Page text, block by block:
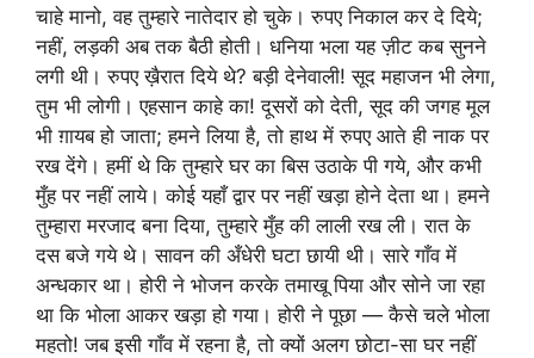
चाहे मानो, वह तुम्हारे नातेदार हो चुके। रुपए निकाल कर दे दिये;
नहीं, लड़की अब तक बैठी होती। धनिया भला यह ज़ीट कब सुनने
लगी थी। रुपए ख़ैरात दिये थे? बड़ी देनेवाली! सूद महाजन भी लेगा,
तुम भी लोगी। एहसान काहे का! दूसरों को देती, सूद की जगह मूल
भी ग़ायब हो जाता; हमने लिया है, तो हाथ में रुपए आते ही नाक पर
रख देंगे। हमीं थे कि तुम्हारे घर का बिस उठाके पी गये, और कभी
मुँह पर नहीं लाये। कोई यहाँ द्वार पर नहीं खड़ा होने देता था। हमने
तुम्हारा मरजाद बना दिया, तुम्हारे मुँह की लाली रख ली। रात के
दस बजे गये थे। सावन की अँधेरी घटा छायी थी। सारे गाँव में
अन्धकार था। होरी ने भोजन करके तमाखू पिया और सोने जा रहा
था कि भोला आकर खड़ा हो गया। होरी ने पूछा — कैसे चले भोला
महतो! जब इसी गाँव में रहना है, तो क्यों अलग छोटा-सा घर नहीं